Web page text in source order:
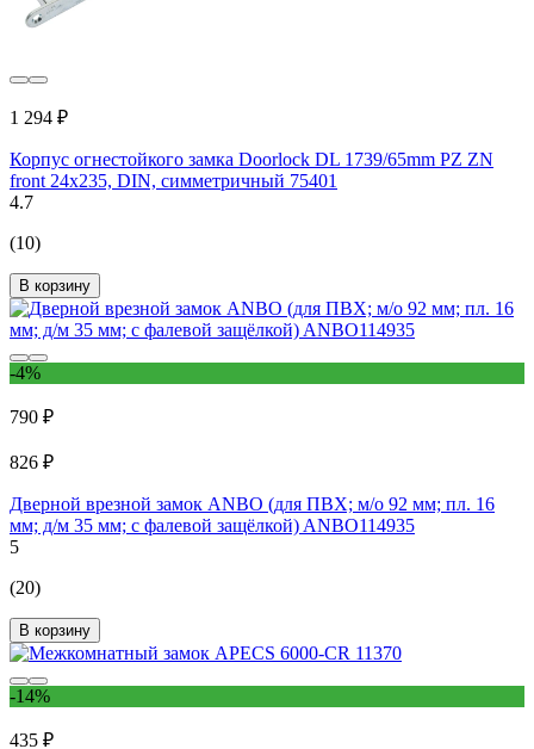
1 294 ₽
Корпус огнестойкого замка Doorlock DL 1739/65mm PZ ZN
front 24x235, DIN, симметричный 75401
4.7
(10)
В корзину
-4%
790 ₽
826 ₽
Дверной врезной замок ANBO (для ПВХ; м/о 92 мм; пл. 16
мм; д/м 35 мм; с фалевой защёлкой) ANBO114935
5
(20)
В корзину
-14%
435 ₽